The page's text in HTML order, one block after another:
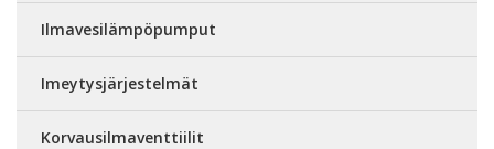
Ilmavesilämpöpumput
Imeytysjärjestelmät
Korvausilmaventtiilit